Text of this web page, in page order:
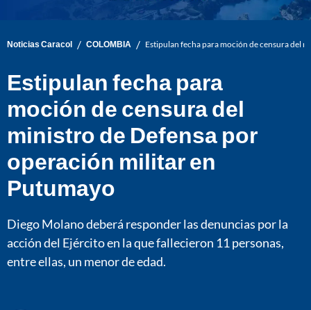
Noticias Caracol / COLOMBIA / Estipulan fecha para moción de censura del
Estipulan fecha para
moción de censura del
ministro de Defensa por
operación militar en
Putumayo
Diego Molano deberá responder las denuncias por la
acción del Ejército en la que fallecieron 11 personas,
entre ellas, un menor de edad.